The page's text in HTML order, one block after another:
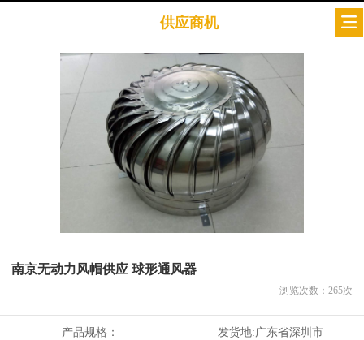
供应商机
南京无动力风帽供应 球形通风器
浏览次数： 265次
产品规格： 发货地:广东省深圳市